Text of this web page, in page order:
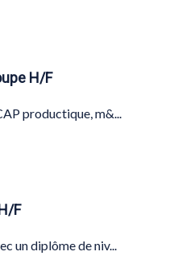
H/F
productique, m&...
F
un diplôme de niv...